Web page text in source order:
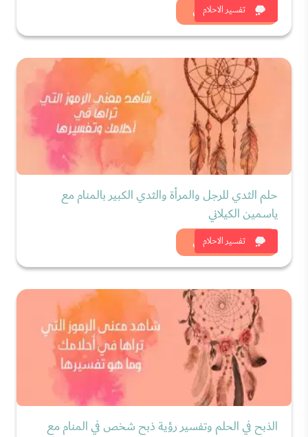
تفسير الاحلام
شاهد الان
تفسير الاحلام
حلم الثدي للرجل والمرأة والثدي الكبير بالمنام مع
ياسمين الكيلاني
شاهد الان
الذبح في الحلم وتفسير رؤية ذبح شخص في المنام مع